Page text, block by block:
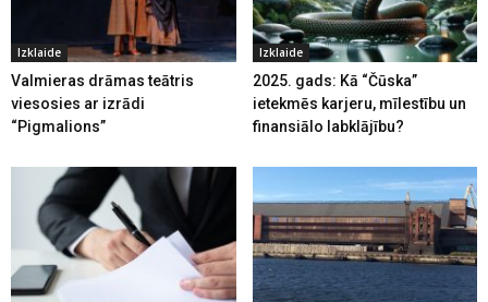
Izklaide
Valmieras drāmas teātris
viesosies ar izrādi
“Pigmalions”
Izklaide
2025. gads: Kā “Čūska”
ietekmēs karjeru, mīlestību un
finansiālo labklājību?